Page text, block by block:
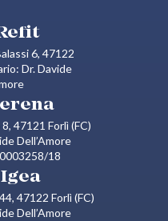
6, 47122
Dr. Davide
47121 Forlì (FC)
Dell’Amore
18
47122 Forlì (FC)
Dell’Amore